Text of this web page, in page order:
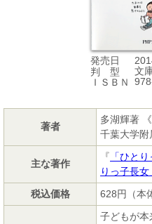
発売日
判 型
文
ＩＳＢＮ
著者
多湖輝著
千葉大学附
主な著作
『 「ひと
りっ子長
税込価格
628円（本
子どもが本